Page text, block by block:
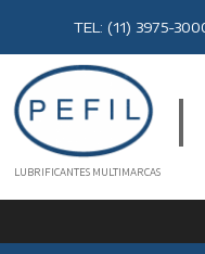
TEL: (11) 3975-
LUBRIFICANTES MULTIMARCAS